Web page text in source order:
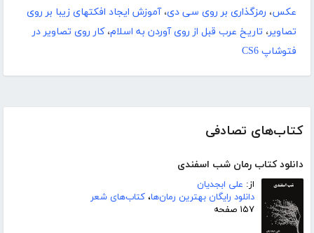
کتاب‌های تصادفی
دانلود کتاب رمان شب اسفندی
از: علی ابجدیان
دانلود رایگان بهترین رمان‌ها، کتاب‌های شعر
۱۵۷ صفحه
عکس، رمزگذاری بر روی سی دی،آموزش ایجاد افکتهای زیبا بر روی
تصاویر، تاریخ عرب قبل از روی آوردن به اسلام،کار روی تصاویر در
فتوشاپ CS6